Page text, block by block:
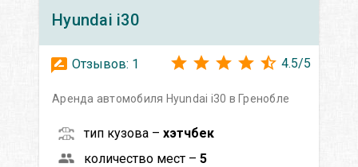
Hyundai i30
Отзывов: 1 4.5/5
Аренда автомобиля Hyundai i30 в Гренобле
тип кузова – хэтчбек
количество мест – 5